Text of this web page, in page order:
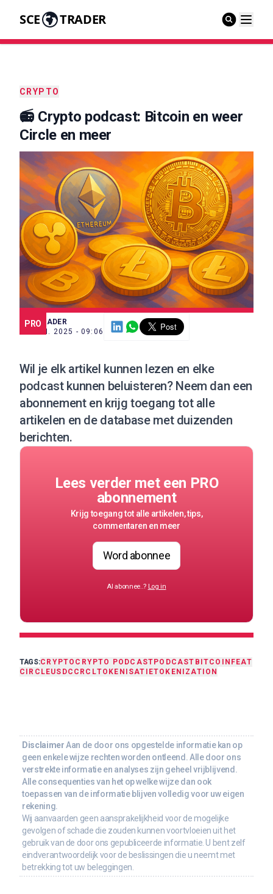
SCE TRADER
CRYPTO
📻 Crypto podcast: Bitcoin en weer
Circle en meer
PRO
SCE TRADER
16 JUN. 2025 - 09:06
Wil je elk artikel kunnen lezen en elke
podcast kunnen beluisteren? Neem dan een
abonnementen krijg toegang tot alle
artikelen en de database met duizenden
berichten.
Lees verder met een PRO
abonnement
Krijg toegang tot alle artikelen, tips,
commentaren en meer
Word abonnee
Al abonnee..? Log in
TAGS:CRYPTO CRYPTO PODCAST PODCAST BITCOIN FEAT
CIRCLEUSDC CRCLTOKENISATIETOKENIZATION
Disclaimer Aan de door ons opgestelde informatie kan op
geen enkele wijze rechten worden ontleend. Alle door ons
verstrekte informatie en analyses zijn geheel vrijblijvend.
Alle consequenties van het op welke wijze dan ook
toepassen van de informatie blijven volledig voor uw eigen
rekening.
Wij aanvaarden geen aansprakelijkheid voor de mogelijke
gevolgen of schade die zouden kunnen voortvloeien uit het
gebruik van de door ons gepubliceerde informatie. U bent zelf
eindverantwoordelijk voor de beslissingen die u neemt met
betrekking tot uw beleggingen.